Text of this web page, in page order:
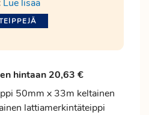
Lue lisää
hintaan 20,63 €
50mm x 33m keltainen
lattiamerkintäteippi